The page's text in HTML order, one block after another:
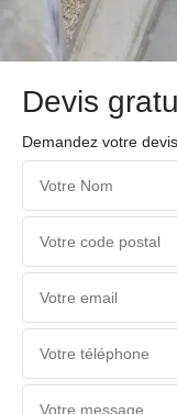
Devis
Demandez votre